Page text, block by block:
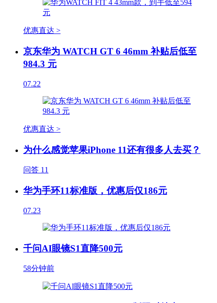
优惠直达 >
京东华为 WATCH GT 6 46mm 补贴后低至
984.3 元
07.22
优惠直达 >
为什么感觉苹果iPhone 11还有很多人去买？
问答 11
华为手环11标准版，优惠后仅186元
07.23
千问AI眼镜S1直降500元
58分钟前